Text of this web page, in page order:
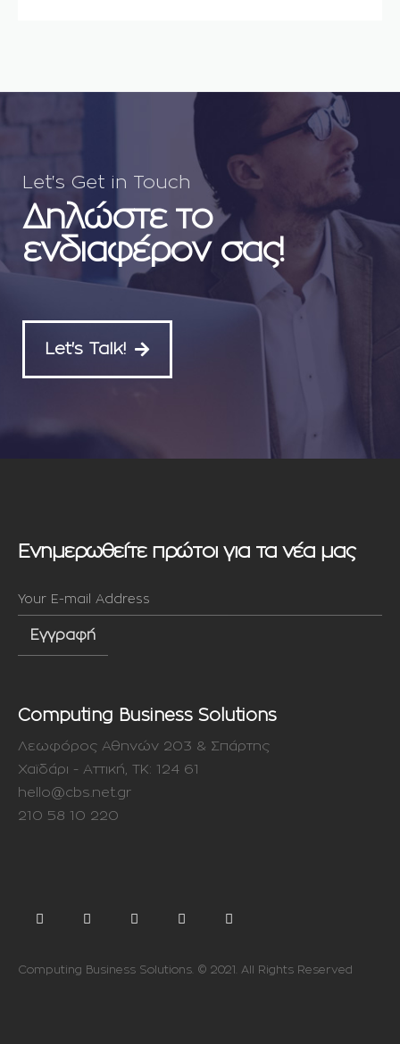
Let's Get in Touch
Δηλώστε το
ενδιαφέρον σας!
Let's Talk!
Ενημερωθείτε πρώτοι για τα νέα μας
Computing Business Solutions
Λεωφόρος Αθηνών 203 & Σπάρτης
Χαϊδάρι - Αττική, ΤΚ: 124 61
hello@cbs.net.gr
210 58 10 220
Computing Business Solutions. © 2021. All Rights Reserved